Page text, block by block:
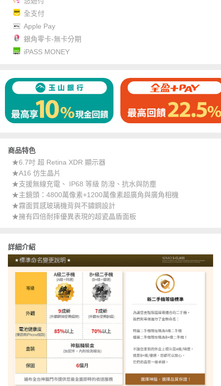
全支付
Apple Pay
銀角零卡-無卡分期
iPASS MONEY
商品特色
★6.7吋 超 Retina XDR 顯示器
★A16 仿生晶片
★支援無線充電、 IP68 等級 防潑、抗水與防塵
★主鏡頭：4800萬像素+1200萬像素超廣角與廣角相機
★霧面質感玻璃機背與不鏽鋼設計
★擁有四倍耐摔優異表現的超瓷晶盾面板
詳細介紹